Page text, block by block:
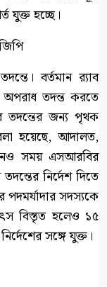
যুক্ত হচ্ছে।
বর্তমান র‍্যাব
অপরাধ তদন্ত করতে
তদন্তের জন্য পৃথক
হয়েছে, আদালত,
সময় এসআরবির
নির্দেশ দিতে
পদমর্যাদার সদস্যকে
বিস্তৃত হলেও ১৫
সঙ্গে যুক্ত।